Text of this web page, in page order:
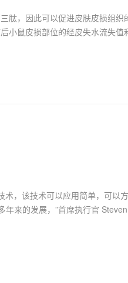
肽，因此可以促进皮肤皮损组
小鼠皮损部位的经皮失水流失值
溶性微针贴片治疗后，可显著
，该技术可以应用简单，可以
来的发展，”首席执行官